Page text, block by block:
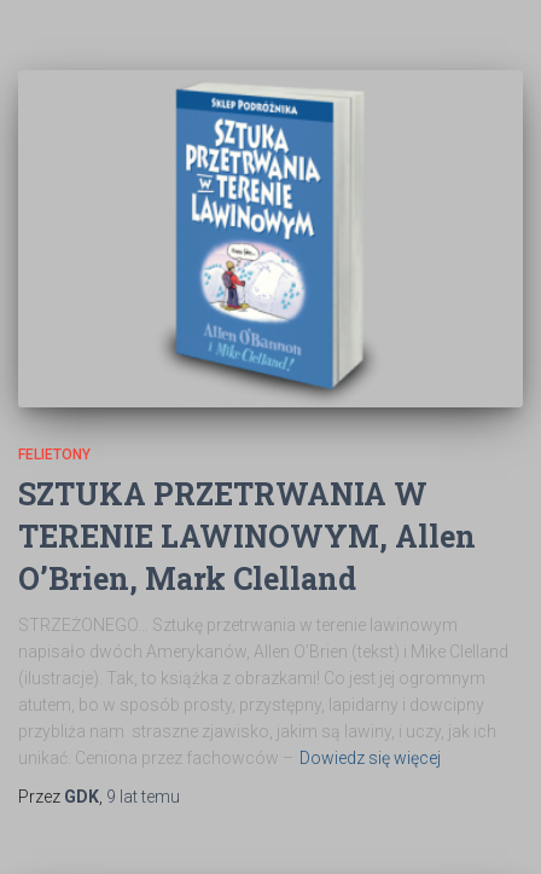
FELIETONY
SZTUKA PRZETRWANIA W
TERENIE LAWINOWYM, Allen
O’Brien, Mark Clelland
STRZEŻONEGO… Sztukę przetrwania w terenie lawinowym
napisało dwóch Amerykanów, Allen O’Brien (tekst) i Mike Clelland
(ilustracje). Tak, to książka z obrazkami! Co jest jej ogromnym
atutem, bo w sposób prosty, przystępny, lapidarny i dowcipny
przybliża nam straszne zjawisko, jakim są lawiny, i uczy, jak ich
unikać. Ceniona przez fachowców – Dowiedz się więcej
Przez GDK 9 lattemu